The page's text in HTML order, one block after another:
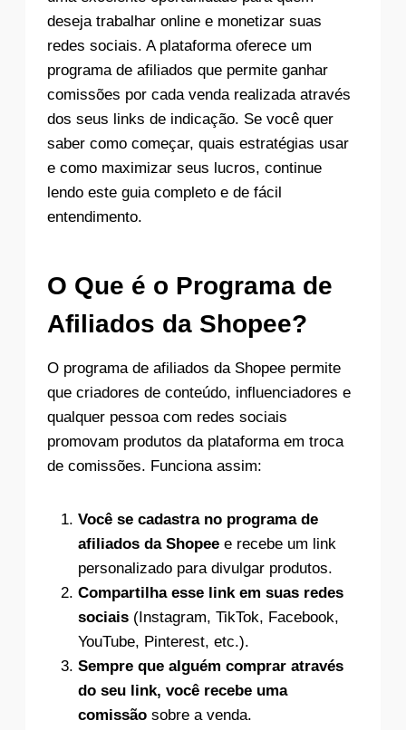
deseja trabalhar online e monetizar suas
redes sociais. A plataforma oferece um
programa de afiliados que permite ganhar
comissões por cada venda realizada através
dos seus links de indicação. Se você quer
saber como começar, quais estratégias usar
e como maximizar seus lucros, continue
lendo este guia completo e de fácil
entendimento.
O Que é o Programa de
Afiliados da Shopee?
O programa de afiliados da Shopee permite
que criadores de conteúdo, influenciadores e
qualquer pessoa com redes sociais
promovam produtos da plataforma em troca
de comissões. Funciona assim:
Você se cadastra no programa de
afiliados da Shopee e recebe um link
personalizado para divulgar produtos.
Compartilha esse link em suas redes
sociais (Instagram, TikTok, Facebook,
YouTube, Pinterest, etc.).
Sempre que alguém comprar através
do seu link, você recebe uma
comissão sobre a venda.